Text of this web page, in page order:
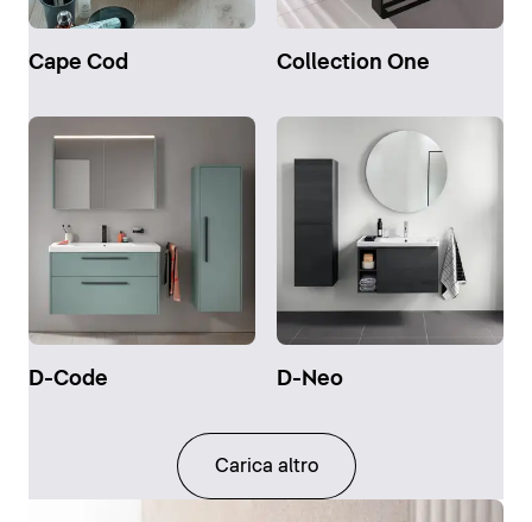
Cape Cod Collection One
D-Code D-Neo
Carica altro